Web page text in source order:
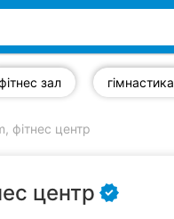
зал гімнастика
фітнес центр
центр